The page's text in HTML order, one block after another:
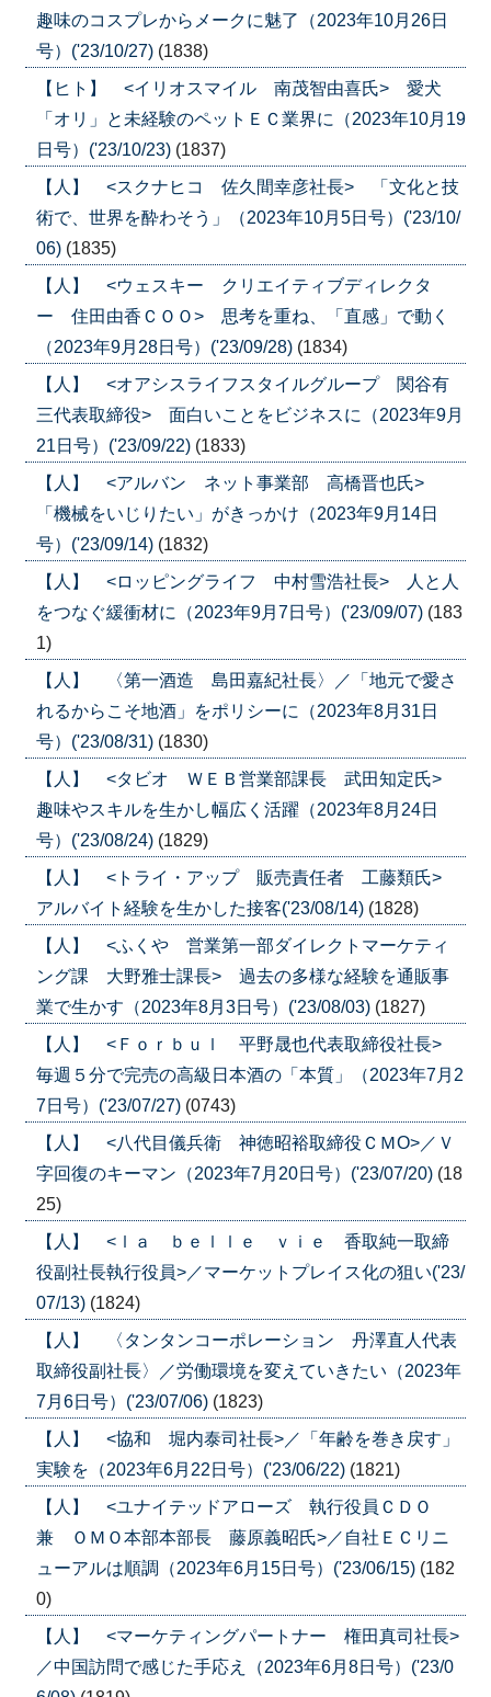
趣味のコスプレからメークに魅了（2023年10月26日
号）('23/10/27) (1838)
【ヒト】 <イリオスマイル 南茂智由喜氏> 愛犬
「オリ」と未経験のペットＥＣ業界に（2023年10月19
日号）('23/10/23) (1837)
【人】 <スクナヒコ 佐久間幸彦社長> 「文化と技
術で、世界を酔わそう」（2023年10月5日号）('23/10/
06) (1835)
【人】 <ウェスキー クリエイティブディレクタ
ー 住田由香ＣＯＯ> 思考を重ね、「直感」で動く
（2023年9月28日号）('23/09/28) (1834)
【人】 <オアシスライフスタイルグループ 関谷有
三代表取締役> 面白いことをビジネスに（2023年9月
21日号）('23/09/22) (1833)
【人】 <アルバン ネット事業部 高橋晋也氏>
「機械をいじりたい」がきっかけ（2023年9月14日
号）('23/09/14) (1832)
【人】 <ロッピングライフ 中村雪浩社長> 人と人
をつなぐ緩衝材に（2023年9月7日号）('23/09/07) (183
1)
【人】 〈第一酒造 島田嘉紀社長〉／「地元で愛さ
れるからこそ地酒」をポリシーに（2023年8月31日
号）('23/08/31) (1830)
【人】 <タビオ ＷＥＢ営業部課長 武田知定氏>
趣味やスキルを生かし幅広く活躍（2023年8月24日
号）('23/08/24) (1829)
【人】 <トライ・アップ 販売責任者 工藤類氏>
アルバイト経験を生かした接客('23/08/14) (1828)
【人】 <ふくや 営業第一部ダイレクトマーケティ
ング課 大野雅士課長> 過去の多様な経験を通販事
業で生かす（2023年8月3日号）('23/08/03) (1827)
【人】 <Ｆｏｒｂｕｌ 平野晟也代表取締役社長>
毎週５分で完売の高級日本酒の「本質」（2023年7月2
7日号）('23/07/27) (0743)
【人】 <八代目儀兵衛 神徳昭裕取締役ＣＭО>／Ｖ
字回復のキーマン（2023年7月20日号）('23/07/20) (18
25)
【人】 <ｌａ ｂｅｌｌｅ ｖｉｅ 香取純一取締
役副社長執行役員>／マーケットプレイス化の狙い('23/
07/13) (1824)
【人】 〈タンタンコーポレーション 丹澤直人代表
取締役副社長〉／労働環境を変えていきたい（2023年
7月6日号）('23/07/06) (1823)
【人】 <協和 堀内泰司社長>／「年齢を巻き戻す」
実験を（2023年6月22日号）('23/06/22) (1821)
【人】 <ユナイテッドアローズ 執行役員ＣＤＯ
兼 ＯＭＯ本部本部長 藤原義昭氏>／自社ＥＣリニ
ューアルは順調（2023年6月15日号）('23/06/15) (182
0)
【人】 <マーケティングパートナー 権田真司社長>
／中国訪問で感じた手応え（2023年6月8日号）('23/0